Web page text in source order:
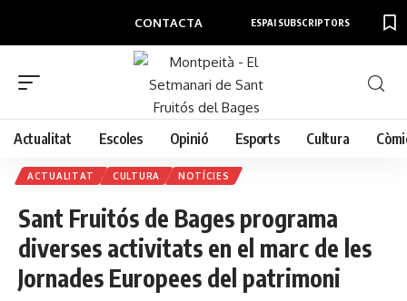
CONTACTA ESPAI SUBSCRIPTORS
Actualitat Escoles Opinió Esports Cultura
ACTUALITAT CULTURA NOTÍCIES
Sant Fruitós de Bages programa
diverses activitats en el marc de les
Jornades Europees del patrimoni